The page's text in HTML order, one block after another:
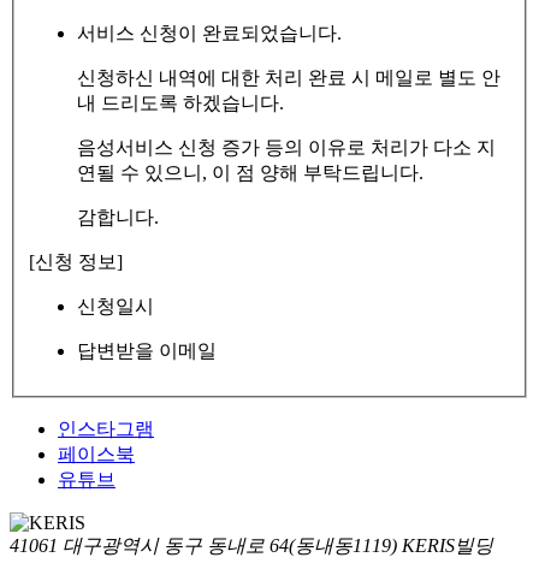
서비스 신청이 완료되었습니다.
신청하신 내역에 대한 처리 완료 시 메일로 별도 안
내 드리도록 하겠습니다.
음성서비스 신청 증가 등의 이유로 처리가 다소 지
연될 수 있으니, 이 점 양해 부탁드립니다.
감합니다.
[신청 정보]
신청일시
답변받을 이메일
인스타그램
페이스북
유튜브
41061 대구광역시 동구 동내로 64(동내동1119) KERIS빌딩